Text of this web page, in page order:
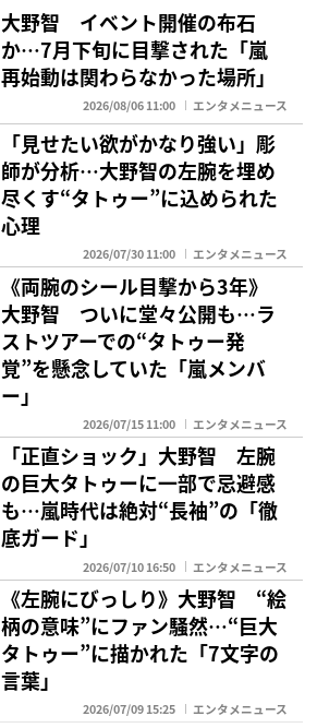
大野智 イベント開催の布石
か…7月下旬に目撃された「嵐
再始動は関わらなかった場所」
2026/08/06 11:00 エンタメニュース
「見せたい欲がかなり強い」彫
師が分析…大野智の左腕を埋め
尽くす“タトゥー”に込められた
心理
2026/07/30 11:00 エンタメニュース
《両腕のシール目撃から3年》
大野智 ついに堂々公開も…ラ
ストツアーでの“タトゥー発
覚”を懸念していた「嵐メンバ
ー」
2026/07/15 11:00 エンタメニュース
「正直ショック」大野智 左腕
の巨大タトゥーに一部で忌避感
も…嵐時代は絶対“長袖”の「徹
底ガード」
2026/07/10 16:50 エンタメニュース
《左腕にびっしり》大野智 “絵
柄の意味”にファン騒然…“巨大
タトゥー”に描かれた「7文字の
言葉」
2026/07/09 15:25 エンタメニュース